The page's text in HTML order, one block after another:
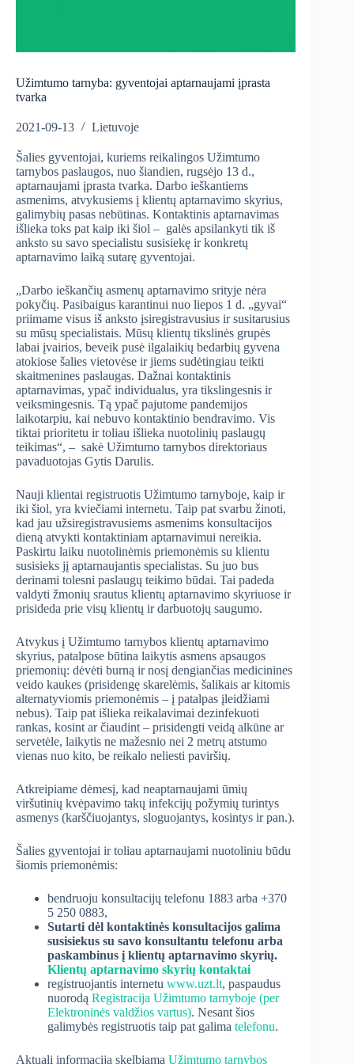
Užimtumo tarnyba: gyventojai aptarnaujami įprasta
tvarka
2021-09-13 Lietuvoje
Šalies gyventojai, kuriems reikalingos Užimtumo
tarnybos paslaugos, nuo šiandien, rugsėjo 13 d.,
aptarnaujami įprasta tvarka. Darbo ieškantiems
asmenims, atvykusiems į klientų aptarnavimo skyrius,
galimybių pasas nebūtinas. Kontaktinis aptarnavimas
išlieka toks pat kaip iki šiol – galės apsilankyti tik iš
anksto su savo specialistu susisiekę ir konkretų
aptarnavimo laiką sutarę gyventojai.
„Darbo ieškančių asmenų aptarnavimo srityje nėra
pokyčių. Pasibaigus karantinui nuo liepos 1 d. „gyvai“
priimame visus iš anksto įsiregistravusius ir susitarusius
su mūsų specialistais. Mūsų klientų tikslinės grupės
labai įvairios, beveik pusė ilgalaikių bedarbių gyvena
atokiose šalies vietovėse ir jiems sudėtingiau teikti
skaitmenines paslaugas. Dažnai kontaktinis
aptarnavimas, ypač individualus, yra tikslingesnis ir
veiksmingesnis. Tą ypač pajutome pandemijos
laikotarpiu, kai nebuvo kontaktinio bendravimo. Vis
tiktai prioritetu ir toliau išlieka nuotolinių paslaugų
teikimas“, – sakė Užimtumo tarnybos direktoriaus
pavaduotojas Gytis Darulis.
Nauji klientai registruotis Užimtumo tarnyboje, kaip ir
iki šiol, yra kviečiami internetu. Taip pat svarbu žinoti,
kad jau užsiregistravusiems asmenims konsultacijos
dieną atvykti kontaktiniam aptarnavimui nereikia.
Paskirtu laiku nuotolinėmis priemonėmis su klientu
susisieks jį aptarnaujantis specialistas. Su juo bus
derinami tolesni paslaugų teikimo būdai. Tai padeda
valdyti žmonių srautus klientų aptarnavimo skyriuose ir
prisideda prie visų klientų ir darbuotojų saugumo.
Atvykus į Užimtumo tarnybos klientų aptarnavimo
skyrius, patalpose būtina laikytis asmens apsaugos
priemonių: dėvėti burną ir nosį dengiančias medicinines
veido kaukes (prisidengę skarelėmis, šalikais ar kitomis
alternatyviomis priemonėmis – į patalpas įleidžiami
nebus). Taip pat išlieka reikalavimai dezinfekuoti
rankas, kosint ar čiaudint – prisidengti veidą alkūne ar
servetėle, laikytis ne mažesnio nei 2 metrų atstumo
vienas nuo kito, be reikalo neliesti paviršių.
Atkreipiame dėmesį, kad neaptarnaujami ūmių
viršutinių kvėpavimo takų infekcijų požymių turintys
asmenys (karščiuojantys, sloguojantys, kosintys ir pan.).
Šalies gyventojai ir toliau aptarnaujami nuotoliniu būdu
šiomis priemonėmis:
bendruoju konsultacijų telefonu 1883 arba +370
5 250 0883,
Sutarti dėl kontaktinės konsultacijos galima
susisiekus su savo konsultantu telefonu arba
paskambinus į klientų aptarnavimo skyrių.
Klientų aptarnavimo skyrių kontaktai
registruojantis internetu www.uzt.lt, paspaudus
nuorodą Registracija Užimtumo tarnyboje (per
Elektroninės valdžios vartus). Nesant šios
galimybės registruotis taip pat galima telefonu.
Aktuali informacija skelbiama Užimtumo tarnybos